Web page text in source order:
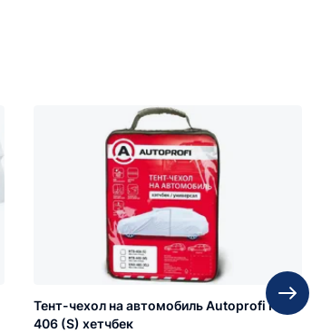
Тент-чехол на автомобиль Autoprofi HTB-
406 (S) хетчбек